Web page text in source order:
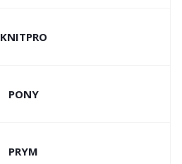
KNITPRO
PONY
PRYM